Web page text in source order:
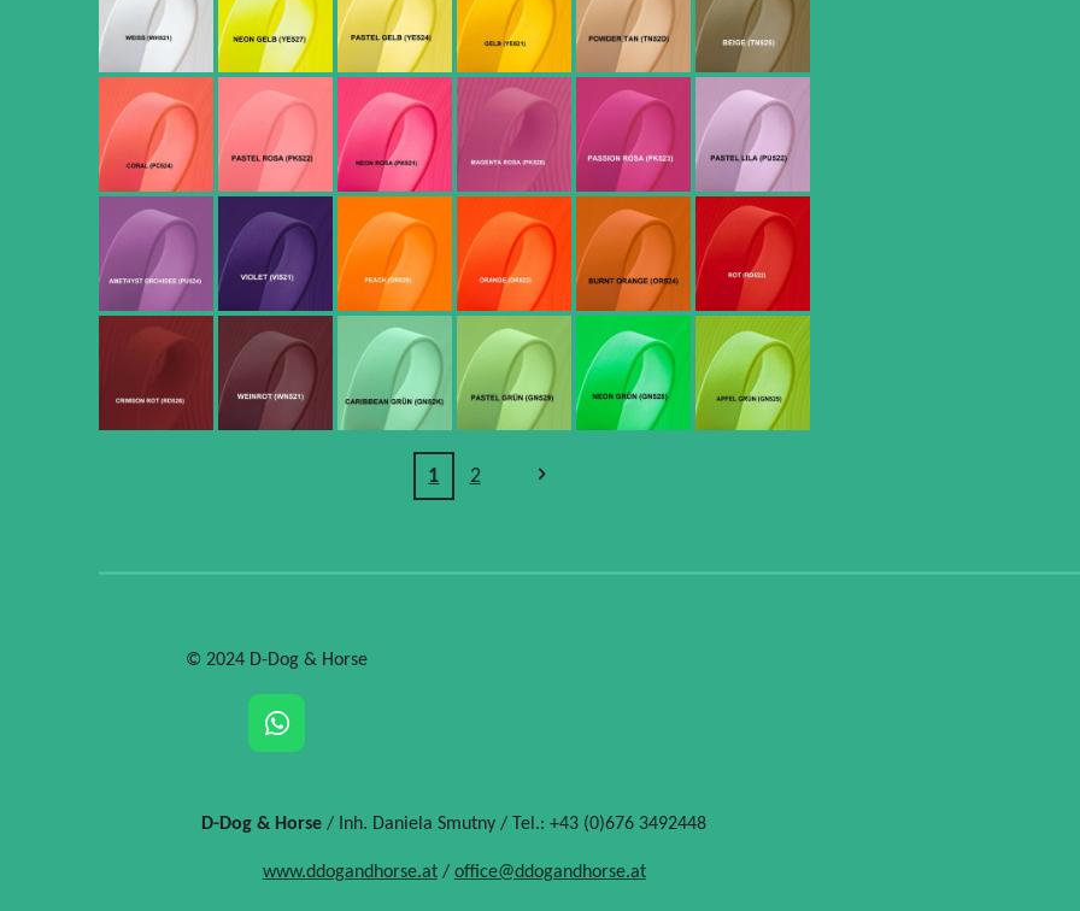
1 2
© 2024 D-Dog & Horse
W
h
s
p
D-Dog & Horse / Inh. Daniela Smutny / Tel.: +43 (0)676 3492448
www.ddogandhorse.at/ office@ddogandhorse.at